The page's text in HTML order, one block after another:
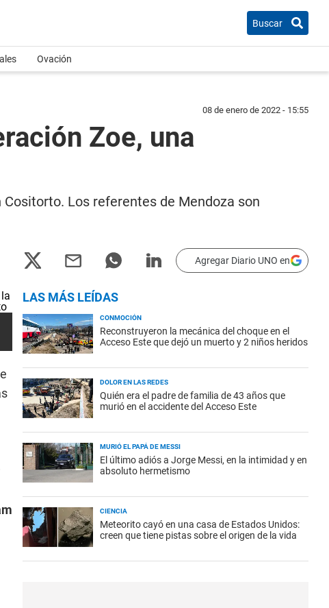
Buscar
Ovación
08 de enero de 2022 - 15:55
Zoe, una
Los referentes de Mendoza son
Agregar Diario UNO en
e
LAS MÁS LEÍDAS
CONMOCIÓN
Reconstruyeron la mecánica del choque en el
Acceso Este que dejó un muerto y 2 niños heridos
DOLOR EN LAS REDES
Quién era el padre de familia de 43 años que
murió en el accidente del Acceso Este
MURIÓ EL PAPÁ DE MESSI
El último adiós a Jorge Messi, en la intimidad y en
absoluto hermetismo
CIENCIA
Meteorito cayó en una casa de Estados Unidos:
creen que tiene pistas sobre el origen de la vida